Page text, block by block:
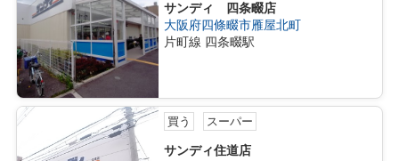
サンディ 四条畷店
大阪府四條畷市雁屋北町
片町線 四条畷駅
買う スーパー
サンディ住道店